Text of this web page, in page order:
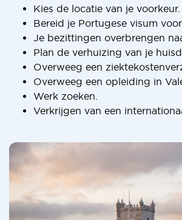
Kies de locatie van je voorkeur.
Bereid je Portugese visum voor
Je bezittingen overbrengen
Plan de verhuizing van je
Overweeg een
Overweeg een opleiding in
Werk zoeken.
Verkrijgen van een